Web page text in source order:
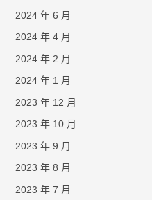
2024 年 6 月
2024 年 4 月
2024 年 2 月
2024 年 1 月
2023 年 12 月
2023 年 10 月
2023 年 9 月
2023 年 8 月
2023 年 7 月